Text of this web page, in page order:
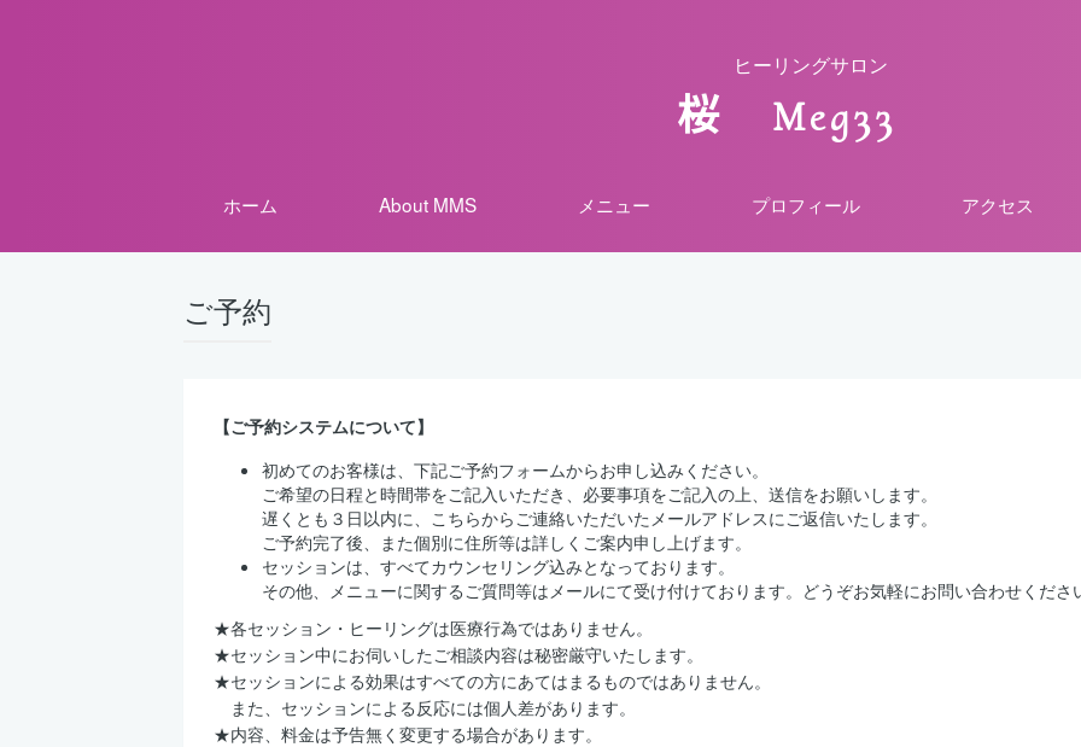
ヒーリングサロン
桜 Meg33
ホーム About MMS メニュー プロフィール アクセス
ご予約
【ご予約システムについて】
初めてのお客様は、下記ご予約フォームからお申し込みください。
ご希望の日程と時間帯をご記入いただき、必要事項をご記入の上、送信をお願いします。
遅くとも３日以内に、こちらからご連絡いただいたメールアドレスにご返信いたします。
ご予約完了後、また個別に住所等は詳しくご案内申し上げます。
セッションは、すべてカウンセリング込みとなっております。
その他、メニューに関するご質問等はメールにて受け付けております。どうぞお気軽にお問い合わせくださ
★各セッション・ヒーリングは医療行為ではありません。
★セッション中にお伺いしたご相談内容は秘密厳守いたします。
★セッションによる効果はすべての方にあてはまるものではありません。
また、セッションによる反応には個人差があります。
★内容、料金は予告無く変更する場合があります。